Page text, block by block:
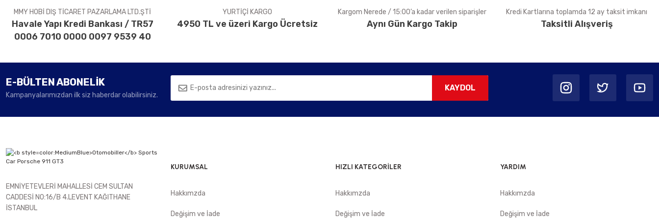
MMY HOBİ DIŞ TİCARET PAZARLAMA LTD.ŞTİ
Havale Yapı Kredi Bankası / TR57
0006 7010 0000 0097 9539 40
YURTİÇİ KARGO
4950 TL ve üzeri Kargo Ücretsiz
Kargom Nerede / 15:00’a kadar verilen siparişler
Aynı Gün Kargo Takip
Kredi Kartlarına toplamda 12 ay taksit imkanı
Taksitli Alışveriş
E-BÜLTEN ABONELİK
Kampanyalarımızdan ilk siz haberdar olabilirsiniz.
KAYDOL
EMNİYETEVLERİ MAHALLESİ CEM SULTAN
CADDESİ NO:16/B 4.LEVENT KAĞITHANE
İSTANBUL
KURUMSAL
Hakkımzda
Değişim ve İade
HIZLI KATEGORİLER
Hakkımzda
Değişim ve İade
YARDIM
Hakkımzda
Değişim ve İade